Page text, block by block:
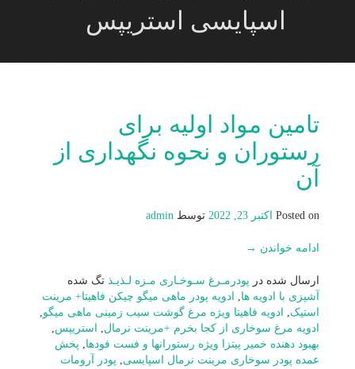
اسپایسی استريپس
تامین مواد اولیه برای
رستوران و نحوه نگهداری از
آن
Posted on اکتبر 23, 2022 توسط admin
ادامه خواندن →
ارسال شده در پودرمـرغ سـوخـاری مـزه لـذیـذ تگ شده
آشپزی با ادویه ها, ادویه پودر ماهی میگو چیکن فاهیتا+ مرینت
استیک, ادویه فاهیتا ویژه مرغ گوشت سیب زمینی ماهی میگو,
ادویه مرغ سوخاری از کجا بخرم +مرینت نرمال, استریپس,
بهبود دهنده خمیر پیتزا ویژه رستورانها و فست فودها, پخش
عمده پودر سوخاری مرینت نرمال اسپایسی, پودر آرومات